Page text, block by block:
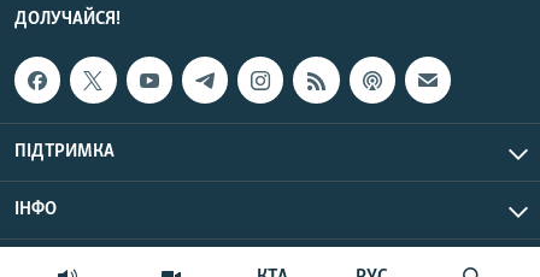
ДОЛУЧАЙСЯ!
ПІДТРИМКА
ІНФО
© Крим.Реалії, 2026 | Усі права застережено.